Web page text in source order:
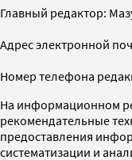
Главный редактор:
Адрес электронной
Номер телефона
На информационном
рекомендательные
предоставления
систематизации и